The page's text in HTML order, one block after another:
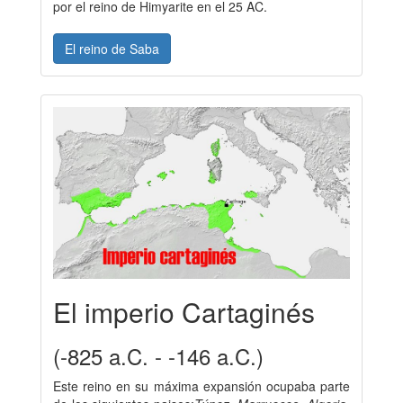
por el reino de Himyarite en el 25 AC.
El reino de Saba
El imperio Cartaginés
(-825 a.C. - -146 a.C.)
Este reino en su máxima expansión ocupaba parte